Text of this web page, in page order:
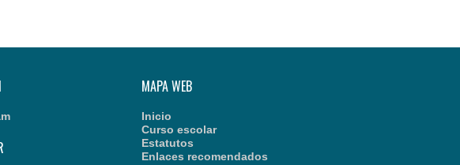
MAPA WEB
Inicio
Curso escolar
Estatutos
Enlaces recomendados